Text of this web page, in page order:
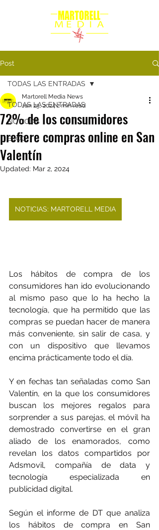
Post
TODAS LAS ENTRADAS
NOTICIAS
BLOG
TODAS LAS ENTRADAS
72% de los consumidores
prefiere compras online en San
Valentín
Martorell Media News
Jan 25, 20242 min read
Updated: Mar 2, 2024
NOTICIAS: MARTORELL MEDIA
Los hábitos de compra de los
consumidores han ido evolucionando
al mismo paso que lo ha hecho la
tecnología, que ha permitido que las
compras se puedan hacer de manera
más conveniente, sin salir de casa, y
con un dispositivo que llevamos
encima prácticamente todo el día.
Y en fechas tan señaladas como San
Valentín, en la que los consumidores
buscan los mejores regalos para
sorprender a sus parejas, el móvil ha
demostrado convertirse en el gran
aliado de los enamorados, como
revelan los datos compartidos por
Adsmovil, compañía de data y
tecnología especializada en
publicidad digital.
Según el informe de DT que analiza
los hábitos de compra en San